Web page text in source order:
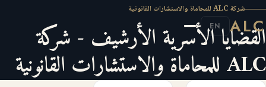
ALC
EN
شركة ALC للمحاماة والاستشارات القانونية
القضايا الأسرية الأرشيف - شركة
ALC للمحاماة والاستشارات القانونية